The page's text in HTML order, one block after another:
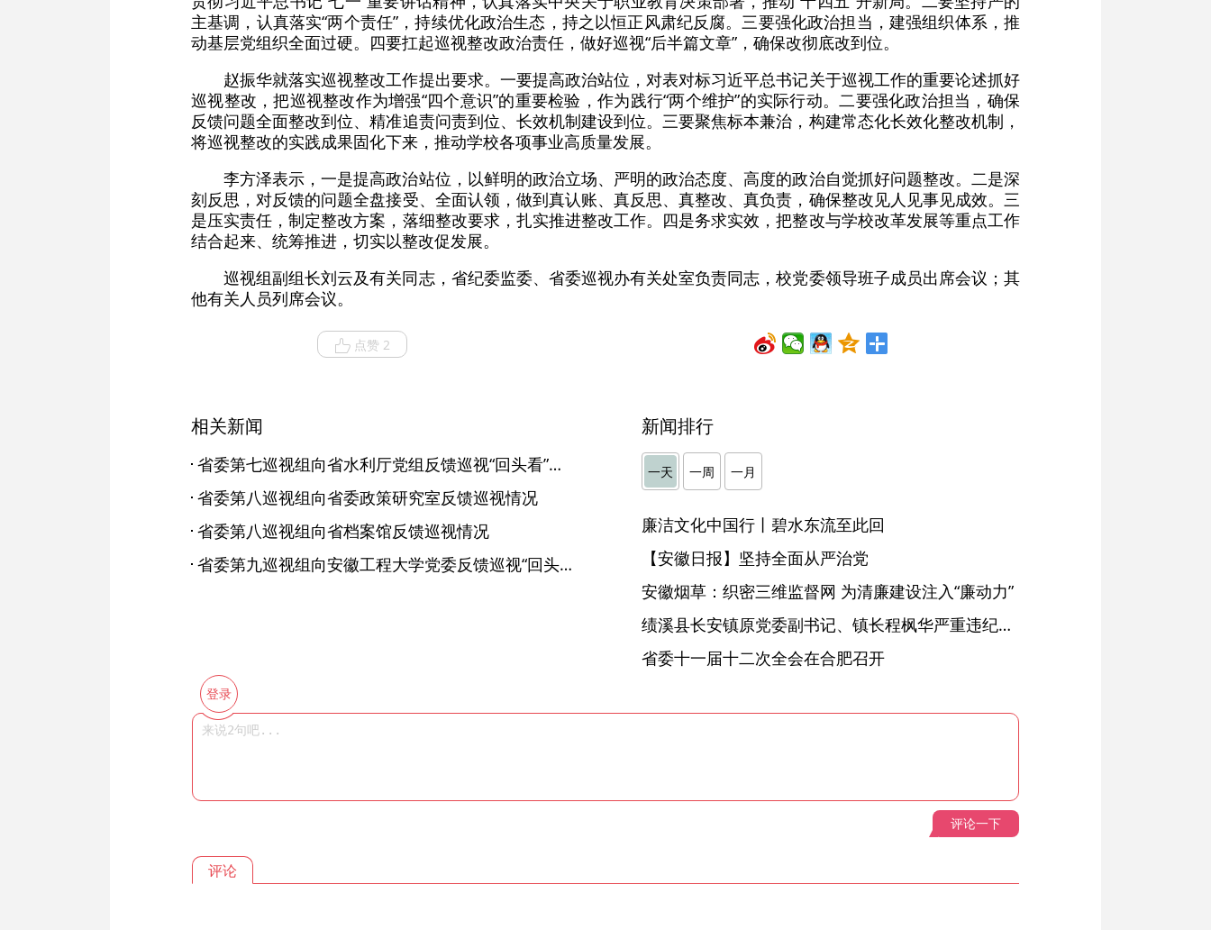
主基调，认真落实“两个责任”，持续优化政治生态，持之以恒正风肃纪反腐。三要强化政治担当，建强组织体系，推
动基层党组织全面过硬。四要扛起巡视整改政治责任，做好巡视“后半篇文章”，确保改彻底改到位。
赵振华就落实巡视整改工作提出要求。一要提高政治站位，对表对标习近平总书记关于巡视工作的重要论述抓好
巡视整改，把巡视整改作为增强“四个意识”的重要检验，作为践行“两个维护”的实际行动。二要强化政治担当，确保
反馈问题全面整改到位、精准追责问责到位、长效机制建设到位。三要聚焦标本兼治，构建常态化长效化整改机制，
将巡视整改的实践成果固化下来，推动学校各项事业高质量发展。
李方泽表示，一是提高政治站位，以鲜明的政治立场、严明的政治态度、高度的政治自觉抓好问题整改。二是深
刻反思，对反馈的问题全盘接受、全面认领，做到真认账、真反思、真整改、真负责，确保整改见人见事见成效。三
是压实责任，制定整改方案，落细整改要求，扎实推进整改工作。四是务求实效，把整改与学校改革发展等重点工作
结合起来、统筹推进，切实以整改促发展。
巡视组副组长刘云及有关同志，省纪委监委、省委巡视办有关处室负责同志，校党委领导班子成员出席会议；其
他有关人员列席会议。
点赞 2
相关新闻
省委第七巡视组向省水利厅党组反馈巡视“回头看”情况
省委第八巡视组向省委政策研究室反馈巡视情况
省委第八巡视组向省档案馆反馈巡视情况
省委第九巡视组向安徽工程大学党委反馈巡视“回头看”情况
新闻排行
一天 一周 一月
廉洁文化中国行丨碧水东流至此回
【安徽日报】坚持全面从严治党
安徽烟草：织密三维监督网 为清廉建设注入“廉动力”
绩溪县长安镇原党委副书记、镇长程枫华严重违纪违法被开除党籍和公职
省委十一届十二次全会在合肥召开
登录
评论一下
评论